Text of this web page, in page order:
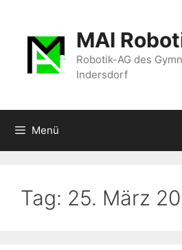
springen
MAI
Robotik-AG des
Indersdorf
Menü
Tag: 25. März